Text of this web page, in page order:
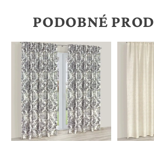
PODOBNÉ